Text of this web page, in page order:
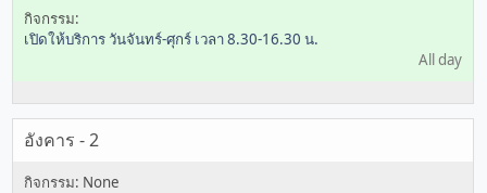
เปิดให้บริการ วันจันทร์-ศุกร์ เวลา 8.30-16.30 น.
All day
อังคาร - 2